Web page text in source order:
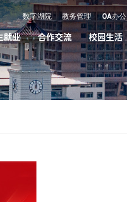
数字湖院 教务管理 OA办公
就业 合作交流 校园生活